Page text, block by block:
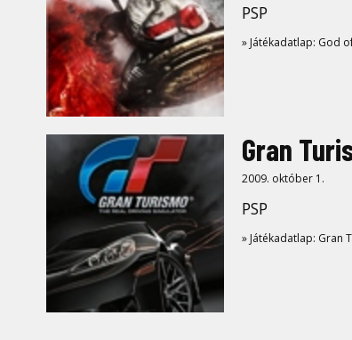
PSP
» Játékadatlap: God
Gran
2009. október 1.
PSP
» Játékadatlap: Gran